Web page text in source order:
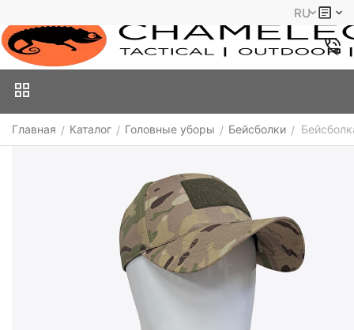
RU
Главная / Каталог / Головные уборы / Бейсболки /